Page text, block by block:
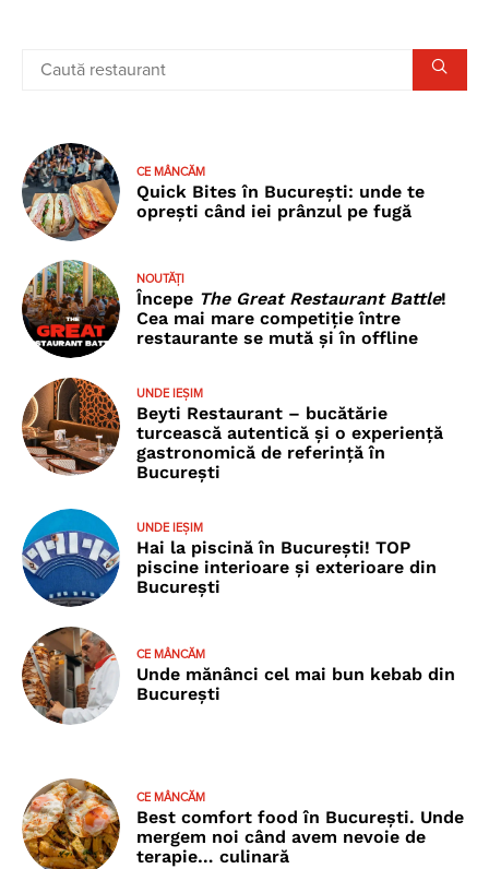
CE MÂNCĂM
Quick Bites în București: unde te
oprești când iei prânzul pe fugă
NOUTĂȚI
Începe The Great Restaurant Battle!
Cea mai mare competiție între
restaurante se mută și în offline
UNDE IEȘIM
Beyti Restaurant – bucătărie
turcească autentică și o experiență
gastronomică de referință în
București
UNDE IEȘIM
Hai la piscină în București! TOP
piscine interioare și exterioare din
București
CE MÂNCĂM
Unde mănânci cel mai bun kebab din
București
CE MÂNCĂM
Best comfort food în București. Unde
mergem noi când avem nevoie de
terapie… culinară